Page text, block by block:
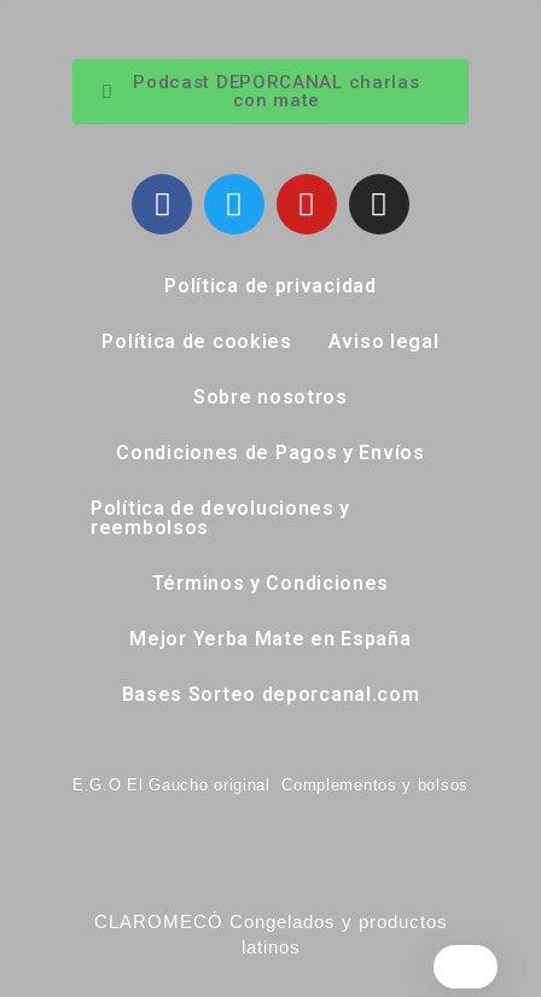
Podcast DEPORCANAL charlas
con mate
Política de privacidad
Política de cookies Aviso legal
Sobre nosotros
Condiciones de Pagos y Envíos
Política de devoluciones y
reembolsos
Términos y Condiciones
Mejor Yerba Mate en España
Bases Sorteo deporcanal.com
E.G.O El Gaucho original Complementos y bolsos
CLAROMECÓ Congelados y productos
latinos